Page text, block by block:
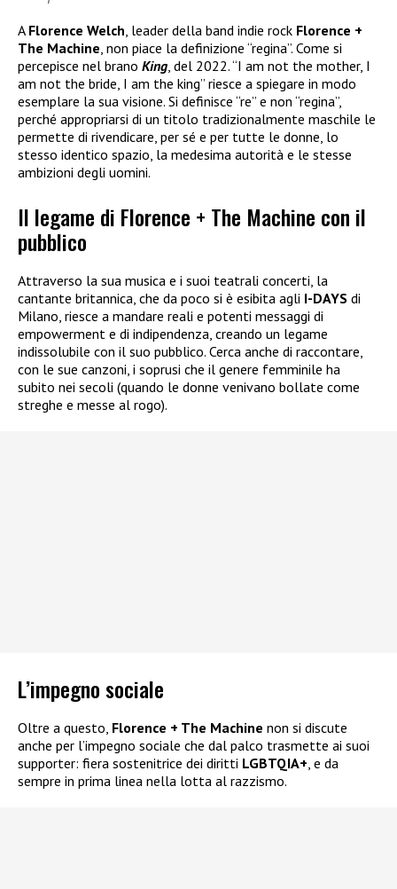
A Florence Welch , leader della band indie rock Florence +
The Machine , non piace la definizione “regina”. Come si
percepisce nel brano King , del 2022. “I am not the mother, I
am not the bride, I am the king” riesce a spiegare in modo
esemplare la sua visione. Si definisce “re” e non “regina”,
perché appropriarsi di un titolo tradizionalmente maschile le
permette di rivendicare, per sé e per tutte le donne, lo
stesso identico spazio, la medesima autorità e le stesse
ambizioni degli uomini.
Il legame di Florence + The Machine con il
pubblico
Attraverso la sua musica e i suoi teatrali concerti, la
cantante britannica, che da poco si è esibita agli I-DAYS di
Milano, riesce a mandare reali e potenti messaggi di
empowerment e di indipendenza, creando un legame
indissolubile con il suo pubblico. Cerca anche di raccontare,
con le sue canzoni, i soprusi che il genere femminile ha
subito nei secoli (quando le donne venivano bollate come
streghe e messe al rogo).
L’impegno sociale
Oltre a questo, Florence + The Machine non si discute
anche per l’impegno sociale che dal palco trasmette ai suoi
supporter: fiera sostenitrice dei diritti LGBTQIA+, e da
sempre in prima linea nella lotta al razzismo.